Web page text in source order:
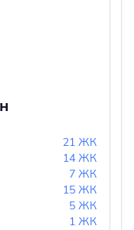
21 ЖК
14 ЖК
7 ЖК
15 ЖК
5 ЖК
1 ЖК